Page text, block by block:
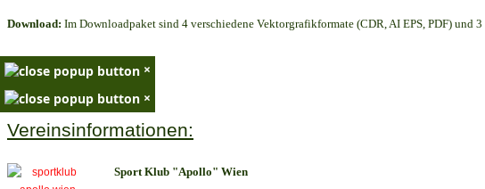
Download: Im Downloadpaket sind 4 verschiedene Vektorgrafikformate (CDR, AI EPS, PDF) und
×
×
Vereinsinformationen:
Sport Klub "Apollo" Wien